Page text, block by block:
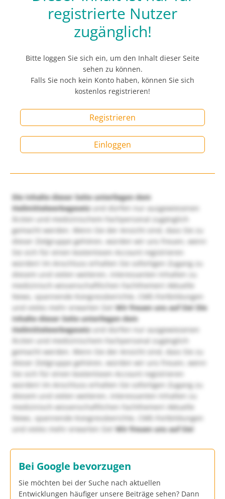
registrierte Nutzer
zugänglich!
Bitte loggen Sie sich ein, um den Inhalt dieser Seite
sehen zu können.
Falls Sie noch kein Konto haben, können Sie sich
kostenlos registrieren!
Registrieren
Einloggen
Die Inhalte dieser Seite unterliegen dem
Heilmittelwerbegesetzund dürfen nur ausgewiesenen
Ärzten und medizinischem Fachpersonal zugänglich
gemacht werden. Wenn Sie der Ansicht sind, dass Sie zu
dieser Zielgruppe gehören, würden wir uns freuen, wenn
Sie sich für einen kostenlosen Account registrieren
würden! Im Anschluss erhalten Sie sofortigen Zugang zu
diesem und vielen weiteren, interessanten Inhalten zu
medizinisch-wissenschaftlichen Fachthemen! Aktuelle
News, spannende Kongressberichte, CME-Fortbildungen
und vieles mehr erwarten Sie!Wir freuen uns auf Sie! Die
Inhalte dieser Seite unterliegen dem
Heilmittelwerbegesetzund dürfen nur ausgewiesenen
Ärzten und medizinischem Fachpersonal zugänglich
gemacht werden. Wenn Sie der Ansicht sind, dass Sie zu
dieser Zielgruppe gehören, würden wir uns freuen, wenn
Sie sich für einen kostenlosen Account registrieren
würden! Im Anschluss erhalten Sie sofortigen Zugang zu
diesem und vielen weiteren, interessanten Inhalten zu
medizinisch-wissenschaftlichen Fachthemen! Aktuelle
News, spannende Kongressberichte, CME-Fortbildungen
und vieles mehr erwarten Sie!Wir freuen uns auf Sie!
Bei Google bevorzugen
Sie möchten bei der Suche nach aktuellen
Entwicklungen häufiger unsere Beiträge sehen? Dann